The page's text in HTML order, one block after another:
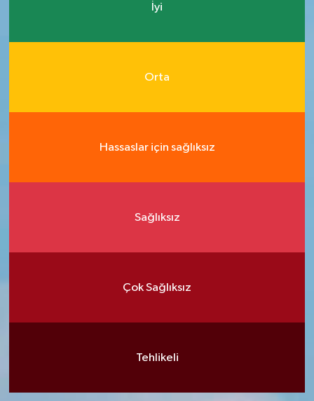
İyi
Orta
Hassaslar için sağlıksız
Sağlıksız
Çok Sağlıksız
Tehlikeli